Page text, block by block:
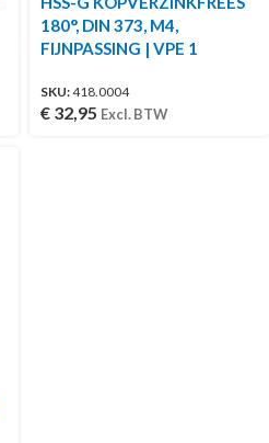
180°, DIN 373, M4,
FIJNPASSING | VPE 1
SKU:418.0004
€ 32,95 Excl. BTW